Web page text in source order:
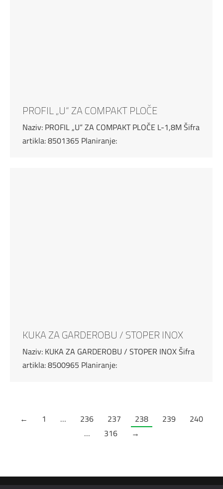
PROFIL „U“ ZA COMPAKT PLOČE
Naziv: PROFIL „U“ ZA COMPAKT PLOČE L-1,8M Šifra
artikla: 8501365 Planiranje:
KUKA ZA GARDEROBU / STOPER INOX
Naziv: KUKA ZA GARDEROBU / STOPER INOX Šifra
artikla: 8500965 Planiranje:
← 1 … 236 237 238 239
240
…
316 →